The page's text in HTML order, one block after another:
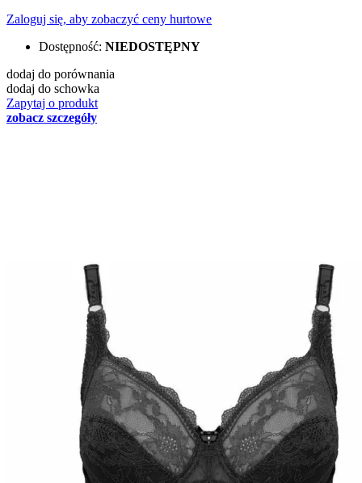
Zaloguj się, aby zobaczyć ceny hurtowe
Dostępność: NIEDOSTĘPNY
dodaj do porównania
dodaj do schowka
Zapytaj o produkt
zobacz szczegóły